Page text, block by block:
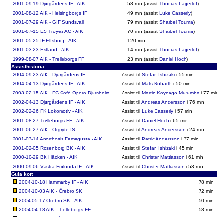
2001-09-19 Djurgårdens IF - AIK 58 min (assist Thomas Lagerlöf)
2001-08-12 AIK - Helsingborgs IF 49 min (assist Luke Casserly)
2001-07-29 AIK - GIF Sundsvall 79 min (assist Sharbel Touma)
2001-07-15 ES Troyes AC - AIK 70 min (assist Sharbel Touma)
2001-05-25 IF Elfsborg - AIK
120 min
2001-03-23 Estland - AIK 14 min (assist Thomas Lagerlöf)
1999-08-07 AIK - Trelleborgs FF 23 min (assist Daniel Hoch)
Assisthistoria
2004-09-23 AIK - Djurgårdens IF Assist till Stefan Ishizaki i 55 min
2004-04-13 Djurgårdens IF - AIK Assist till Mats Rubarth i 50 min
2003-02-15AIK - FC Café Opera Djursholm Assist till Martin Kayongo-Mutumba i 77
2002-04-13 Djurgårdens IF - AIK Assist tillAndreas Andersson i 76 min
2002-02-26 FK Lokomotiv - AIK Assist till Luke Casserly i 57 min
2001-08-27 Trelleborgs FF - AIK Assist till Daniel Hoch i 65 min
2001-06-27 AIK - Örgryte IS Assist tillAndreas Andersson i 24 min
2001-03-14Anorthosis Famagusta - AIK Assist till Patric Andersson i 37 min
2001-02-05 Rosenborg BK - AIK Assist till Stefan Ishizaki i 45 min
2000-10-29 BK Häcken - AIK Assist till Christer Mattiasson i 61 min
2000-09-06 Västra Frölunda IF - AIK Assist till Christer Mattiasson i 53 min
Gula kort
2004-10-18 Hammarby IF - AIK
78 min
2004-10-03 AIK - Örebro SK
72 min
2004-05-17 Örebro SK - AIK
50 min
2004-04-18 AIK - Trelleborgs FF
58 min